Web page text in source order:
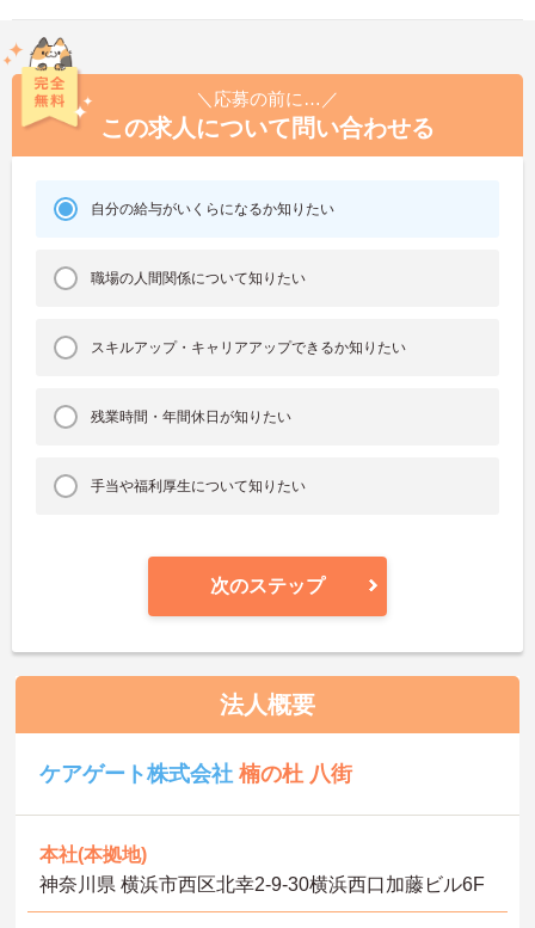
＼応募の前に…／
この求人について問い合わせる
自分の給与がいくらになるか知りたい
職場の人間関係について知りたい
スキルアップ・キャリアアップできるか知りたい
残業時間・年間休日が知りたい
手当や福利厚生について知りたい
次のステップ
法人概要
ケアゲート株式会社楠の杜 八街
本社(本拠地)
神奈川県 横浜市西区北幸2‐9‐30横浜西口加藤ビル6F